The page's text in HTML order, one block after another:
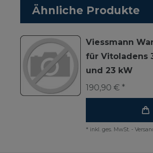
Ähnliche Produkte
Viessmann
für Vitoladens
und 23 kW
190,90 € *
* inkl. ges. MwSt. -